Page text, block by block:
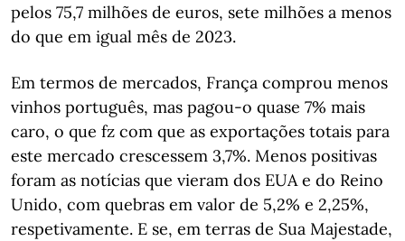
pelos 75,7 milhões de euros, sete milhões a menos
do que em igual mês de 2023.
Em termos de mercados, França comprou menos
vinhos português, mas pagou-o quase 7% mais
caro, o que fz com que as exportações totais para
este mercado crescessem 3,7%. Menos positivas
foram as notícias que vieram dos EUA e do Reino
Unido, com quebras em valor de 5,2% e 2,25%,
respetivamente. E se, em terras de Sua Majestade,